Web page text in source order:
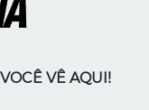
VÊ AQUI!